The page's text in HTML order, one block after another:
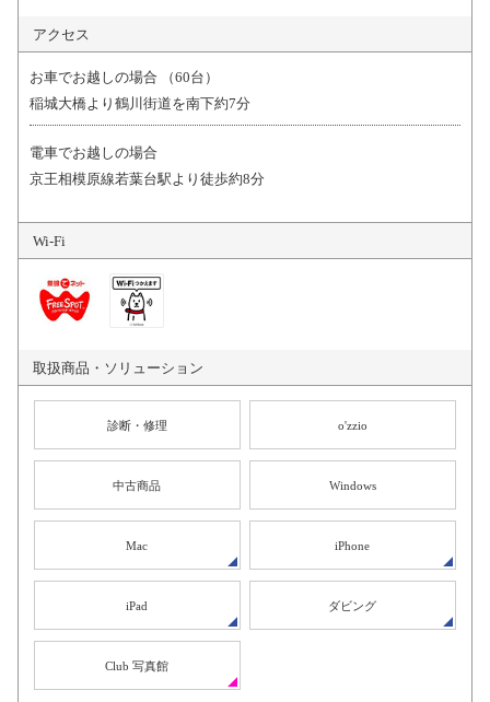
アクセス
お車でお越しの場合 （60台）
稲城大橋より鶴川街道を南下約7分
電車でお越しの場合
京王相模原線若葉台駅より徒歩約8分
Wi-Fi
取扱商品・ ソリューション
診断・修理 o'zzio
中古商品 Windows
Mac iPhone
iPad ダビング
Club 写真館